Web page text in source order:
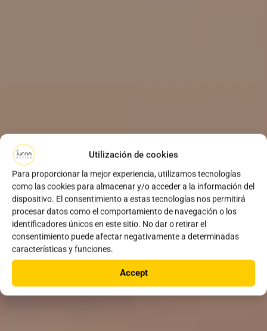
Utilización de cookies
Para proporcionar la mejor experiencia, utilizamos tecnologías
como las cookies para almacenar y/o acceder a la información del
dispositivo. El consentimiento a estas tecnologías nos permitirá
procesar datos como el comportamiento de navegación o los
identificadores únicos en este sitio. No dar o retirar el
consentimiento puede afectar negativamente a determinadas
características y funciones.
Accept